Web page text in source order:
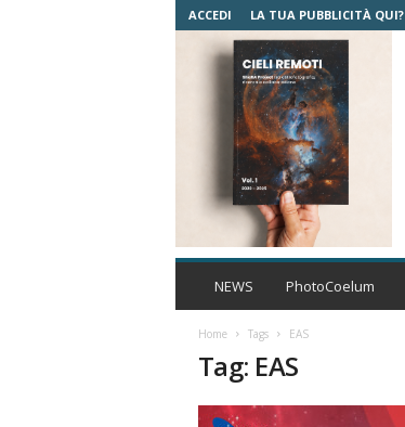
ACCEDI LA TUA PUBBLICITÀ QUI?
C
s
NEWS PhotoCoelum
Home Tags EAS
Tag: EAS